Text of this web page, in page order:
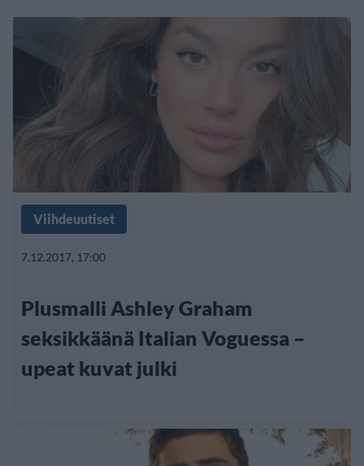
Viihdeuutiset
7.12.2017, 17:00
Plusmalli Ashley Graham
seksikkäänä Italian Voguessa –
upeat kuvat julki